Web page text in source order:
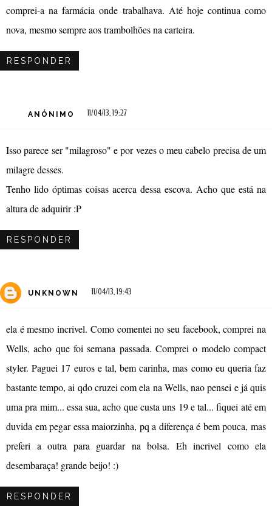
comprei-a na farmácia onde trabalhava. Até hoje continua como
nova, mesmo sempre aos trambolhões na carteira.
RESPONDER
ANÓNIMO 11/04/13, 19:27
Isso parece ser "milagroso" e por vezes o meu cabelo precisa de um
milagre desses.
Tenho lido óptimas coisas acerca dessa escova. Acho que está na
altura de adquirir :P
RESPONDER
UNKNOWN 11/04/13, 19:43
ela é mesmo incrivel. Como comentei no seu facebook, comprei na
Wells, acho que foi semana passada. Comprei o modelo compact
styler. Paguei 17 euros e tal, bem carinha, mas como eu queria faz
bastante tempo, ai qdo cruzei com ela na Wells, nao pensei e já quis
uma pra mim... essa sua, acho que custa uns 19 e tal... fiquei até em
duvida em pegar essa maiorzinha, pq a diferença é bem pouca, mas
preferi a outra para guardar na bolsa. Eh incrivel como ela
desembaraça! grande beijo! :)
RESPONDER